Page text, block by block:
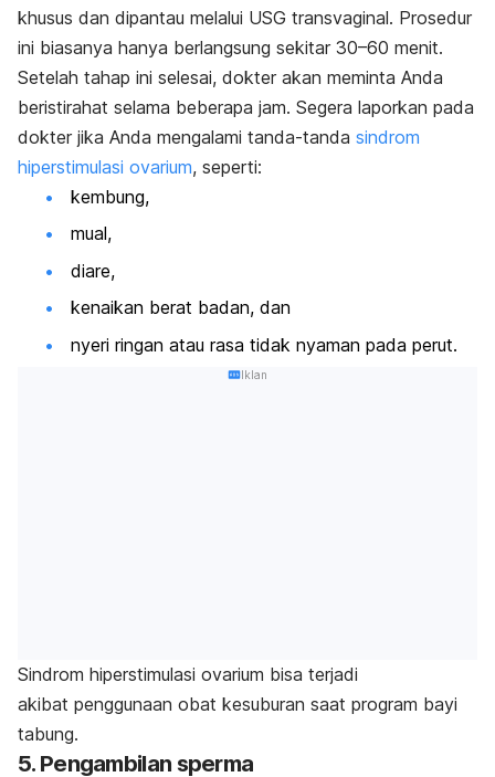
khusus dan dipantau melalui USG transvaginal. Prosedur
ini biasanya hanya berlangsung sekitar 30–60 menit.
Setelah tahap ini selesai, dokter akan meminta Anda
beristirahat selama beberapa jam. Segera laporkan pada
dokter jika Anda mengalami tanda-tanda sindrom
hiperstimulasi ovarium, seperti:
kembung,
mual,
diare,
kenaikan berat badan, dan
nyeri ringan atau rasa tidak nyaman pada perut.
Iklan
Sindrom hiperstimulasi ovarium bisa terjadi
akibat penggunaan obat kesuburan saat program bayi
tabung.
5. Pengambilan sperma